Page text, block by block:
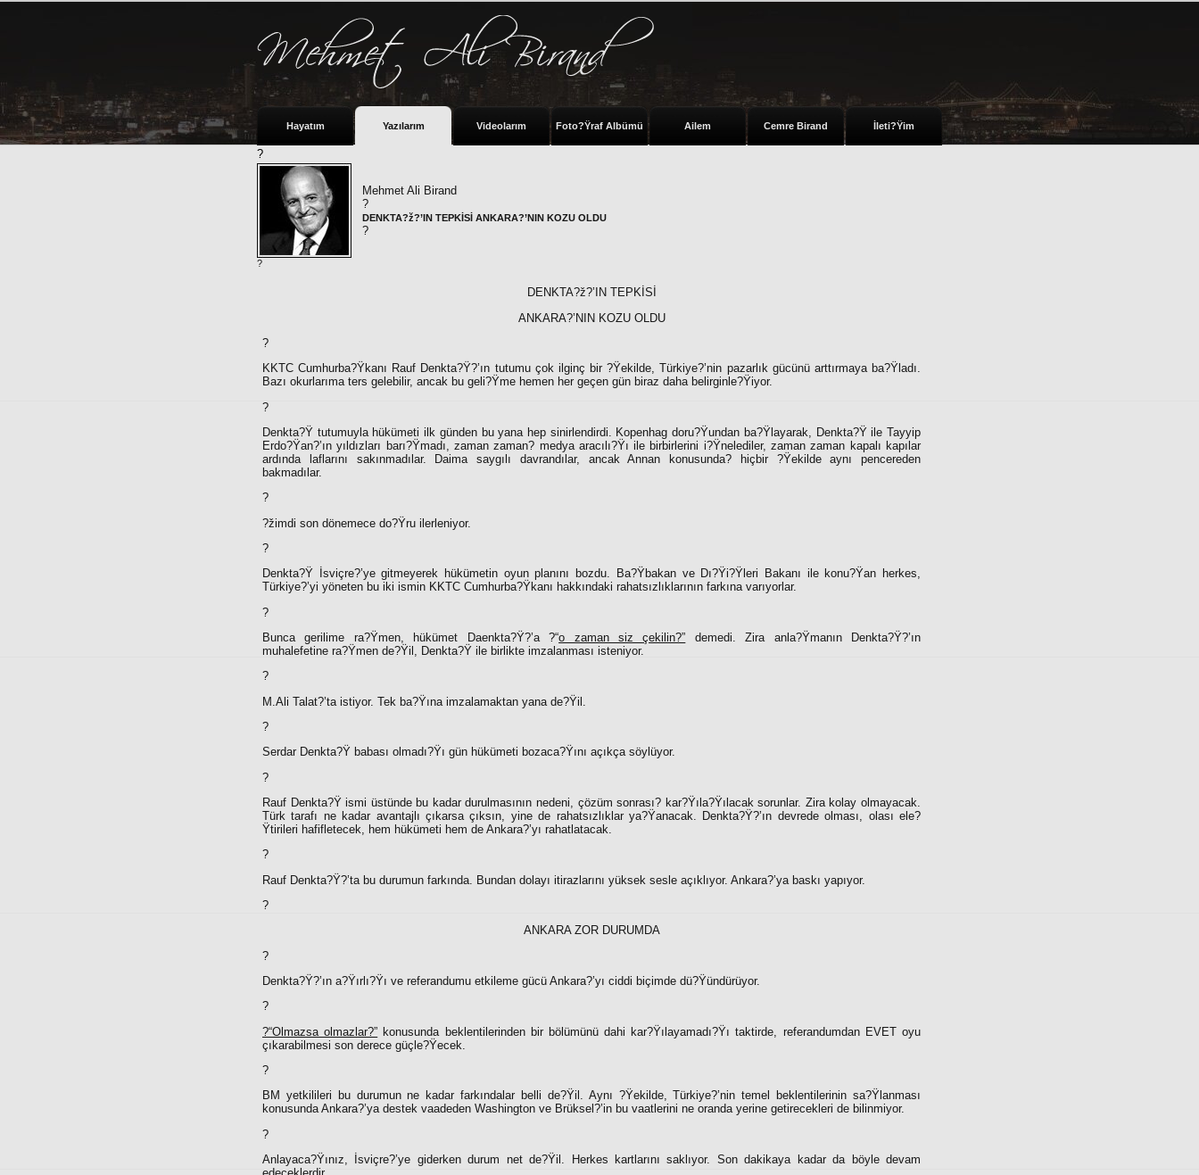
Hayatım Yazılarım Videolarım Foto?Ÿraf Albümü Ailem Cemre Birand İleti?Ÿim
?
Mehmet Ali Birand
?
DENKTA?ž?’IN TEPKİSİ ANKARA?’NIN KOZU OLDU
?
?
DENKTA?ž?’IN TEPKİSİ
ANKARA?’NIN KOZU OLDU
?
KKTC Cumhurba?Ÿkanı Rauf Denkta?Ÿ?’ın tutumu çok ilginç bir ?Ÿekilde, Türkiye?’nin pazarlık gücünü arttırmaya ba?Ÿladı.
Bazı okurlarıma ters gelebilir, ancak bu geli?Ÿme hemen her geçen gün biraz daha belirginle?Ÿiyor.
?
Denkta?Ÿ tutumuyla hükümeti ilk günden bu yana hep sinirlendirdi. Kopenhag doru?Ÿundan ba?Ÿlayarak, Denkta?Ÿ ile Tayyip
Erdo?Ÿan?’ın yıldızları barı?Ÿmadı, zaman zaman? medya aracılı?Ÿı ile birbirlerini i?Ÿnelediler, zaman zaman kapalı kapılar
ardında laflarını sakınmadılar. Daima saygılı davrandılar, ancak Annan konusunda? hiçbir ?Ÿekilde aynı pencereden
bakmadılar.
?
?žimdi son dönemece do?Ÿru ilerleniyor.
?
Denkta?Ÿ İsviçre?’ye gitmeyerek hükümetin oyun planını bozdu. Ba?Ÿbakan ve Dı?Ÿi?Ÿleri Bakanı ile konu?Ÿan herkes,
Türkiye?’yi yöneten bu iki ismin KKTC Cumhurba?Ÿkanı hakkındaki rahatsızlıklarının farkına varıyorlar.
?
Bunca gerilime ra?Ÿmen, hükümet Daenkta?Ÿ?’a ?“o zaman siz çekilin?” demedi. Zira anla?Ÿmanın Denkta?Ÿ?’ın
muhalefetine ra?Ÿmen de?Ÿil, Denkta?Ÿ ile birlikte imzalanması isteniyor.
?
M.Ali Talat?’ta istiyor. Tek ba?Ÿına imzalamaktan yana de?Ÿil.
?
Serdar Denkta?Ÿ babası olmadı?Ÿı gün hükümeti bozaca?Ÿını açıkça söylüyor.
?
Rauf Denkta?Ÿ ismi üstünde bu kadar durulmasının nedeni, çözüm sonrası? kar?Ÿıla?Ÿılacak sorunlar. Zira kolay olmayacak.
Türk tarafı ne kadar avantajlı çıkarsa çıksın, yine de rahatsızlıklar ya?Ÿanacak. Denkta?Ÿ?’ın devrede olması, olası ele?
Ÿtirileri hafifletecek, hem hükümeti hem de Ankara?’yı rahatlatacak.
?
Rauf Denkta?Ÿ?’ta bu durumun farkında. Bundan dolayı itirazlarını yüksek sesle açıklıyor. Ankara?’ya baskı yapıyor.
?
ANKARA ZOR DURUMDA
?
Denkta?Ÿ?’ın a?Ÿırlı?Ÿı ve referandumu etkileme gücü Ankara?’yı ciddi biçimde dü?Ÿündürüyor.
?
?“Olmazsa olmazlar?” konusunda beklentilerinden bir bölümünü dahi kar?Ÿılayamadı?Ÿı taktirde, referandumdan EVET oyu
çıkarabilmesi son derece güçle?Ÿecek.
?
BM yetkilileri bu durumun ne kadar farkındalar belli de?Ÿil. Aynı ?Ÿekilde, Türkiye?’nin temel beklentilerinin sa?Ÿlanması
konusunda Ankara?’ya destek vaadeden Washington ve Brüksel?’in bu vaatlerini ne oranda yerine getirecekleri de bilinmiyor.
?
Anlayaca?Ÿınız, İsviçre?’ye giderken durum net de?Ÿil. Herkes kartlarını saklıyor. Son dakikaya kadar da böyle devam